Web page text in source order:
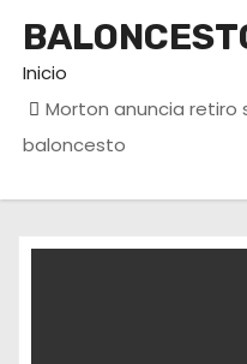
Inicio
Morton anuncia retiro
baloncesto